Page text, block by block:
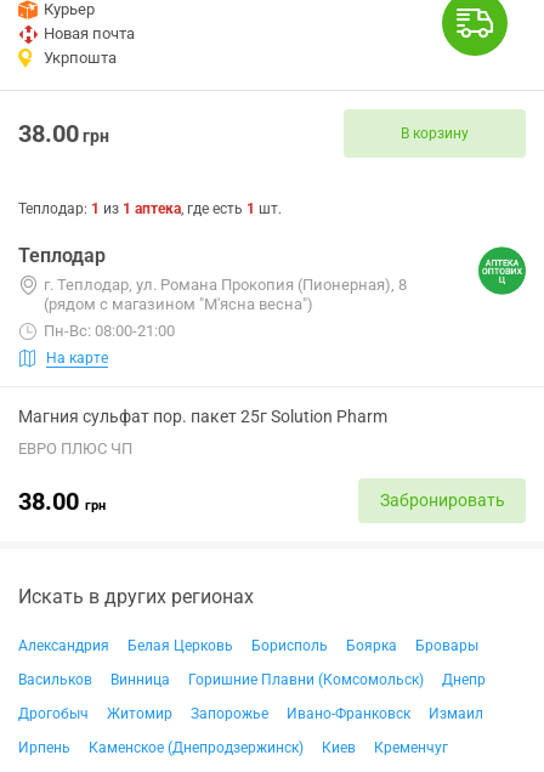
Курьер
Новая почта
Укрпошта
38.00грн В корзину
Теплодар: 1 из 1 аптека, где есть 1 шт.
Теплодар
г. Теплодар, ул. Романа Прокопия (Пионерная), 8
(рядом с магазином "М'ясна весна")
Пн-Вс: 08:00-21:00
На карте
Магния сульфат пор. пакет 25г Solution Pharm
ЕВРО ПЛЮС ЧП
38.00 грн Забронировать
Искать в других регионах
Александрия Белая Церковь Борисполь Боярка
Бровары
Васильков
Винница Горишние Плавни (Комсомольск)
Днепр
Дрогобыч
Житомир Запорожье Ивано-Франковск
Измаил
Ирпень
Каменское (Днепродзержинск) Киев
Кременчуг